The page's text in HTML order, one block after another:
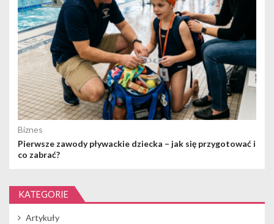
Biznes
Pierwsze zawody pływackie dziecka – jak się przygotować i
co zabrać?
KATEGORIE
Artykuły